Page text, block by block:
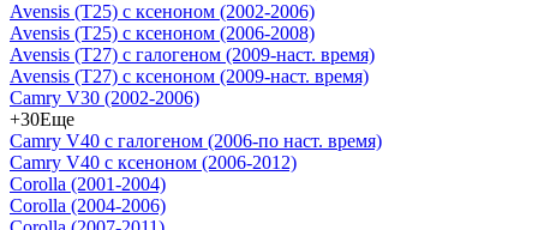
Avensis (T25) с ксеноном (2002-2006)
Avensis (T25) с ксеноном (2006-2008)
Avensis (T27) с галогеном (2009-наст. время)
Avensis (T27) с ксеноном (2009-наст. время)
Camry V30 (2002-2006)
+30Еще
Camry V40 с галогеном (2006-по наст. время)
Camry V40 с ксеноном (2006-2012)
Corolla (2001-2004)
Corolla (2004-2006)